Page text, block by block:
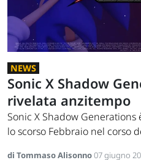
NEWS
Sonic X Shadow
rivelata anzitempo
Sonic X Shadow
lo scorso Febbraio nel corso
di Tommaso Alisonno07 giugno